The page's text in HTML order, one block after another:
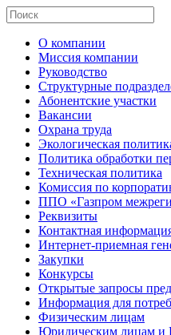
О компании
Миссия компании
Руководство
Структурные
Абонентские участки
Вакансии
Охрана труда
Экологическая
Политика обработки
Техническая политика
Комиссия по
ППО «Газпром
Реквизиты
Контактная
Интернет-приемная
Закупки
Конкурсы
Открытые запросы
Информация для
Физическим лицам
Юридическим лицам